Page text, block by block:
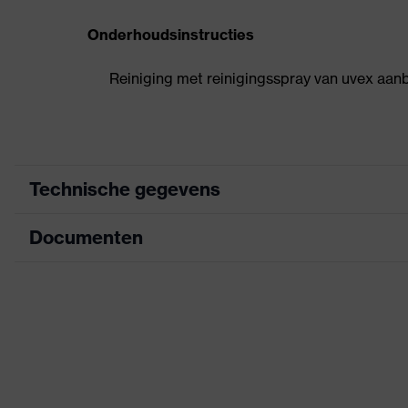
Onderhoudsinstructies
Reiniging met reinigingsspray van uvex
Technische gegevens
Zoek kleur (filter)
Documenten